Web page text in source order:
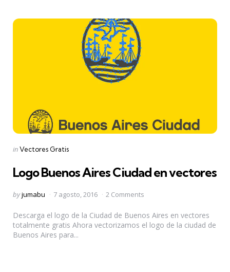
Categories
Posted
inVectores Gratis
Logo Buenos Aires Ciudad en vectores
Posted
byjumabu 7 agosto, 2016 2 Comments
Descarga el logo de la Ciudad de Buenos Aires en vectores
totalmente gratis Ahora vectorizamos el logo de la ciudad de
Buenos Aires para...